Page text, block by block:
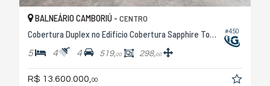
#450
BALNEÁRIO CAMBORIÚ - CENTRO
Cobertura Duplex no Edifício Cobertura Sapphire Tower
5 4 4 519,00 298,00
R$ 13.600.000, 00